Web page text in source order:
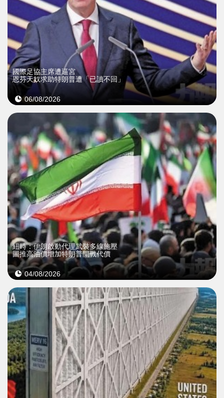
國際足協主席遭逼宮
恩芬天奴求助特朗普遭「已讀不回」
06/08/2026
紐時：伊朗啟動代理武裝多線施壓
圖推高油價增加特朗普開戰代價
04/08/2026